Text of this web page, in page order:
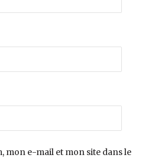
mon e-mail et mon site dans le